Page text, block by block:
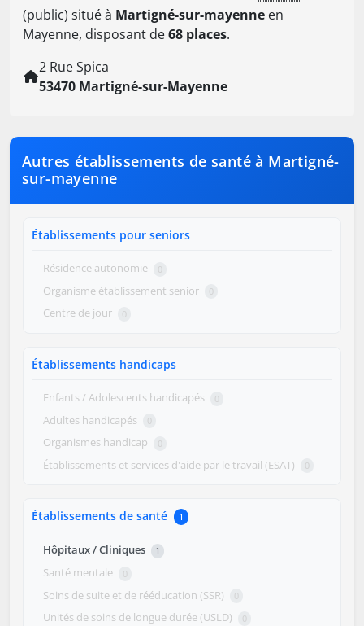
(public) situé à Martigné-sur-mayenne en
Mayenne, disposant de68 places.
2 Rue Spica
53470 Martigné-sur-Mayenne
Autres établissements de santé à Martigné-
sur-mayenne
Établissements pour seniors
Résidence autonomie 0
Organisme établissement senior 0
Centre de jour 0
Établissements handicaps
Enfants / Adolescents handicapés 0
Adultes handicapés 0
Organismes handicap 0
Établissements et services d'aide par le travail (ESAT) 0
Établissements de santé 1
Hôpitaux / Cliniques 1
Santé mentale 0
Soins de suite et de rééducation (SSR) 0
Unités de soins de longue durée (USLD) 0